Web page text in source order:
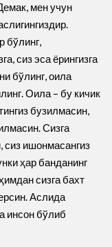
мен учун
бўлинг,
сиз эса ёрингизга
бўлинг, оила
Оила – бу кичик
бузилмасин,
Сизга
сиз ишонмасангиз
ҳар банданинг
сизга бахт
Аслида
инсон бўлиб